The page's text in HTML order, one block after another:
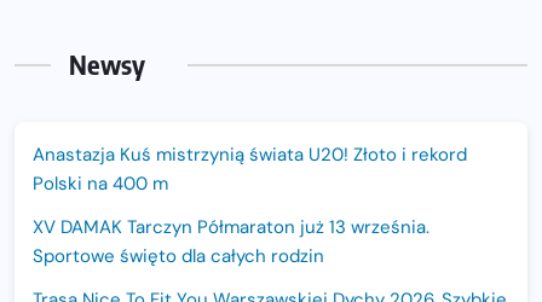
Newsy
Anastazja Kuś mistrzynią świata U20! Złoto i rekord
Polski na 400 m
XV DAMAK Tarczyn Półmaraton już 13 września.
Sportowe święto dla całych rodzin